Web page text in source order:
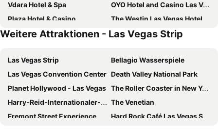
Vdara Hotel & Spa
OYO Hotel and Casino Las Vegas
Plaza Hotel & Casino
The Westin Las Vegas Hotel & Spa
Four Queens Hotel and Casino
Palace Station Hotel and Casino
Silver Sevens Hotel & Casino
Best Western McCarran Inn
Downtown Grand Hotel & Casino
Club Wyndham Desert Blue
Marriott's Grand Chateau
Candlewood Suites Las Vegas - E Tropicana by IHG
Circa Resort & Casino - Adults Only
Goroomgo Blue Moon Bhimtal
Super 8 by Wyndham Las Vegas North Strip/Fremont St. Area
Red Rock Casino Resort & Spa
Weitere Attraktionen - Las Vegas Strip
Las Vegas Strip
Bellagio Wasserspiele
Las Vegas Convention Center Death Valley National Park
Planet Hollywood - Las Vegas The Roller Coaster in New York-New York Hotel & Casino
Harry-Reid-Internationaler-Flughafen
The Venetian
Fremont Street Experience
Hard Rock Café Las Vegas Strip